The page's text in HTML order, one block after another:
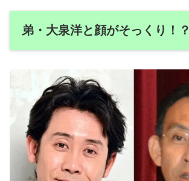
弟・大泉洋と顔がそっくり！？